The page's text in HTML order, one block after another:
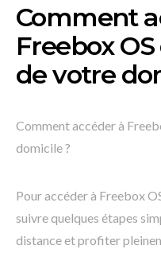
Comment
Freebox
de votre
Comment accéder à
domicile ?
Pour accéder à Freebox
suivre quelques étapes
distance et profiter